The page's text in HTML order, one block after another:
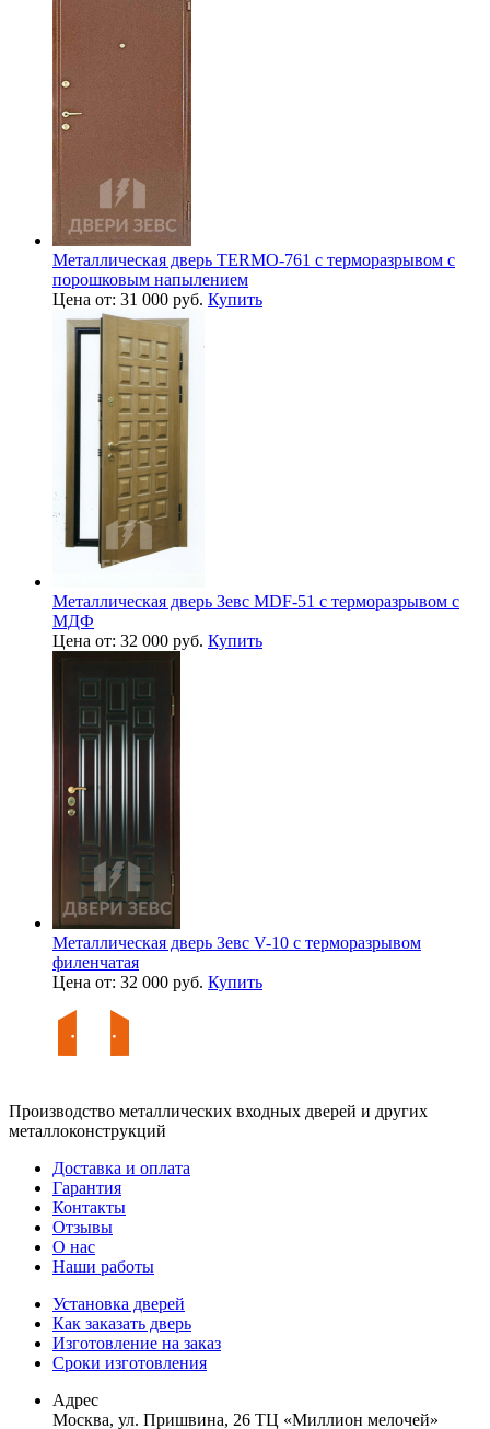
Металлическая дверь TERMO-761 с терморазрывом с
порошковым напылением
Цена от: 31 000 руб. Купить
Металлическая дверь Зевс MDF-51 с терморазрывом с
МДФ
Цена от: 32 000 руб. Купить
Металлическая дверь Зевс V-10 с терморазрывом
филенчатая
Цена от: 32 000 руб. Купить
Производство металлических входных дверей и других
металлоконструкций
Доставка и оплата
Гарантия
Контакты
Отзывы
О нас
Наши работы
Установка дверей
Как заказать дверь
Изготовление на заказ
Сроки изготовления
Адрес
Москва, ул. Пришвина, 26 ТЦ «Миллион мелочей»